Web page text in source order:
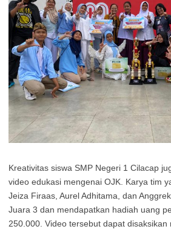
Kreativitas siswa SMP Negeri 1 Cilacap
video edukasi mengenai OJK. Karya tim
Jeiza Firaas, Aurel Adhitama, dan
Juara 3 dan mendapatkan hadiah uang
250.000. Video tersebut dapat disaksikan